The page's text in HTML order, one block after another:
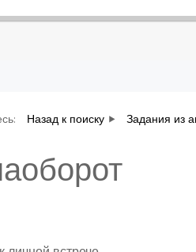
Назад к поиску Задания из